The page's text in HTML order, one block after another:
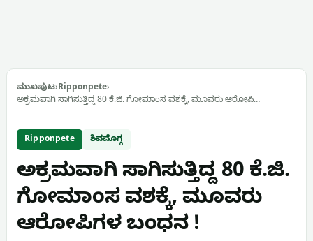
ಮುಖಪುಟ›Ripponpete›
ಅಕ್ರಮವಾಗಿ ಸಾಗಿಸುತ್ತಿದ್ದ 80 ಕೆ.ಜಿ. ಗೋಮಾಂಸ ವಶಕ್ಕೆ, ಮೂವರು ಆರೋಪಿ…
Ripponpete ಶಿವಮೊಗ್ಗ
ಅಕ್ರಮವಾಗಿ ಸಾಗಿಸುತ್ತಿದ್ದ 80 ಕೆ.ಜಿ.
ಗೋಮಾಂಸ ವಶಕ್ಕೆ, ಮೂವರು
ಆರೋಪಿಗಳ ಬಂಧನ !